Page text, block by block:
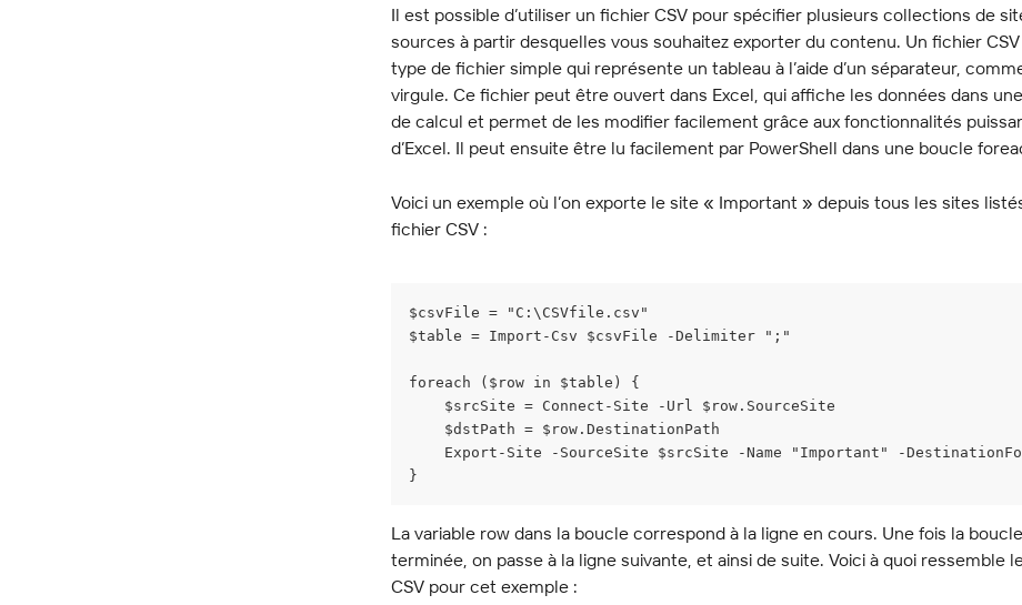
Il est possible d’utiliser un fichier CSV pour spécifier plusieurs collections de
sources à partir desquelles vous souhaitez exporter du contenu. Un fichier
type de fichier simple qui représente un tableau à l’aide d’un séparateur,
virgule. Ce fichier peut être ouvert dans Excel, qui affiche les données dans
de calcul et permet de les modifier facilement grâce aux fonctionnalités
d’Excel. Il peut ensuite être lu facilement par PowerShell dans une boucle
Voici un exemple où l’on exporte le site « Important » depuis tous les sites
fichier CSV :
$csvFile = "C:\CSVfile.csv"
$table = Import-Csv $csvFile -Delimiter ";"
foreach ($row in $table) {
    $srcSite = Connect-Site -Url $row.SourceSite
    $dstPath = $row.DestinationPath
Export-Site -SourceSite $srcSite -Name "Important" -
}
La variable row dans la boucle correspond à la ligne en cours. Une fois la boucle
terminée, on passe à la ligne suivante, et ainsi de suite. Voici à quoi ressemble
CSV pour cet exemple :